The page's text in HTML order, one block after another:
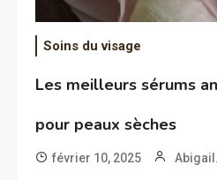
Soins du visage
Les meilleurs sérums
pour peaux sèches
février 10, 2025